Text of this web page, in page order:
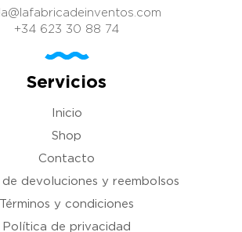
+34 623 30 88 74
Servicios
Inicio
Shop
Contacto
devoluciones y reembolsos
Términos y condiciones
Política de privacidad